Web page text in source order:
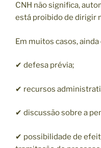
CNH não significa,
está proibido de dirigir
Em muitos casos,
✔ defesa prévia;
✔ recursos
✔ discussão sobre a
✔ possibilidade de